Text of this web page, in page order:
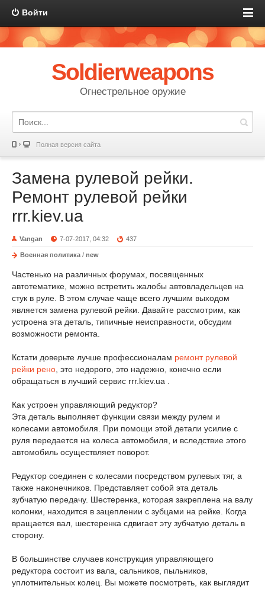
Войти
Soldierweapons
Огнестрельное оружие
Полная версия сайта
Замена рулевой рейки.
Ремонт рулевой рейки
rrr.kiev.ua
Vangan 7-07-2017, 04:32 437
Военная политика / new
Частенько на различных форумах, посвященных
автотематике, можно встретить жалобы автовладельцев на
стук в руле. В этом случае чаще всего лучшим выходом
является замена рулевой рейки. Давайте рассмотрим, как
устроена эта деталь, типичные неисправности, обсудим
возможности ремонта.
Кстати доверьте лучше профессионалам ремонт рулевой
рейки рено , это недорого, это надежно, конечно если
обращаться в лучший сервис rrr.kiev.ua .
Как устроен управляющий редуктор?
Эта деталь выполняет функции связи между рулем и
колесами автомобиля. При помощи этой детали усилие с
руля передается на колеса автомобиля, и вследствие этого
автомобиль осуществляет поворот.
Редуктор соединен с колесами посредством рулевых тяг, а
также наконечников. Представляет собой эта деталь
зубчатую передачу. Шестеренка, которая закреплена на валу
колонки, находится в зацеплении с зубцами на рейке. Когда
вращается вал, шестеренка сдвигает эту зубчатую деталь в
сторону.
В большинстве случаев конструкция управляющего
редуктора состоит из вала, сальников, пыльников,
уплотнительных колец. Вы можете посмотреть, как выглядит